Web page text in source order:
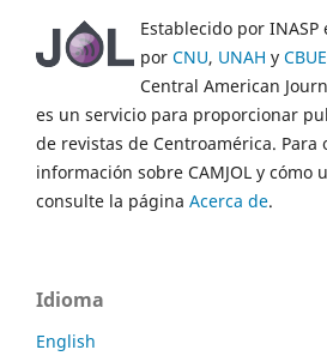
Establecido por
por CNU, UNAH y
Central American
es un servicio para proporcionar
de revistas de Centroamérica. Para
información sobre CAMJOL y cómo
consulte la página Acerca de.
Idioma
English